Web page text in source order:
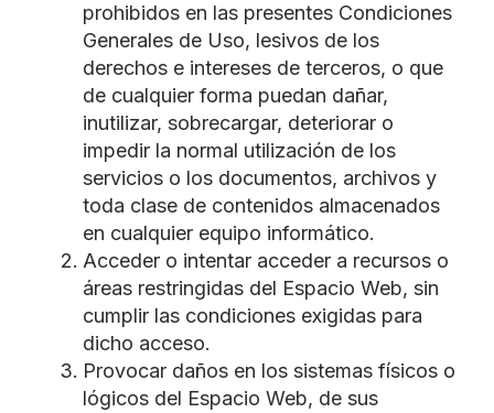
prohibidos en las presentes Condiciones
Generales de Uso, lesivos de los
derechos e intereses de terceros, o que
de cualquier forma puedan dañar,
inutilizar, sobrecargar, deteriorar o
impedir la normal utilización de los
servicios o los documentos, archivos y
toda clase de contenidos almacenados
en cualquier equipo informático.
Acceder o intentar acceder a recursos o
áreas restringidas del Espacio Web, sin
cumplir las condiciones exigidas para
dicho acceso.
Provocar daños en los sistemas físicos o
lógicos del Espacio Web, de sus